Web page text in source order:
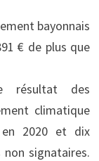
bayonnais
€ de plus que
résultat des
climatique
2020 et dix
signataires.